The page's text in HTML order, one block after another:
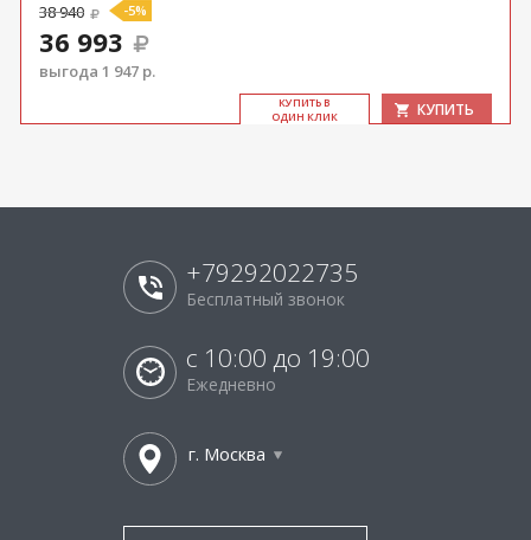
38 940 -5%
36 993
выгода 1 947 р.
КУ­ПИТЬ В
ОДИН КЛИК
КУПИТЬ
+79292022735
Бесплатный звонок
с 10:00 до 19:00
Ежедневно
г. Москва